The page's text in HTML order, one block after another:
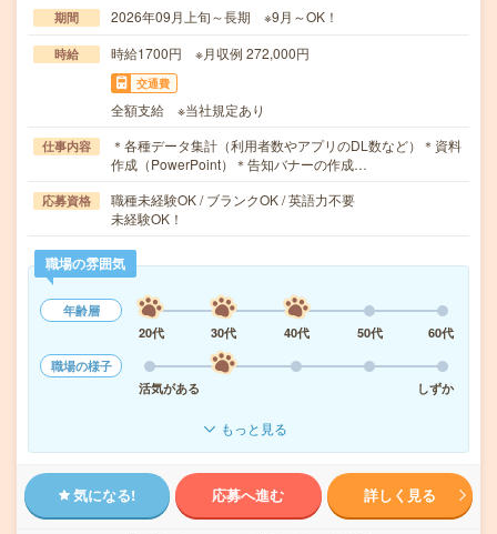
期間 2026年09月上旬～長期 ※9月～OK！
時給 時給1700円 ※月収例 272,000円
交通費
全額支給 ※当社規定あり
仕事内容
＊各種データ集計（利用者数やアプリのDL数など）＊資料
作成（PowerPoint）＊告知バナーの作成…
応募資格
職種未経験OK / ブランクOK / 英語力不要
未経験OK！
職場の雰囲気
年齢層
20代
30代 40代 50代
60代
職場の様子
活気がある
しずか
もっと見る
気になる! 応募へ進む 詳しく見る